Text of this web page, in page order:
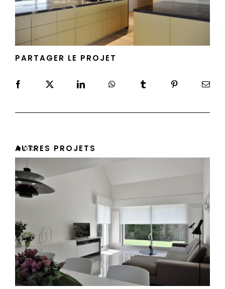
PARTAGER LE PROJET
AUTRES PROJETS